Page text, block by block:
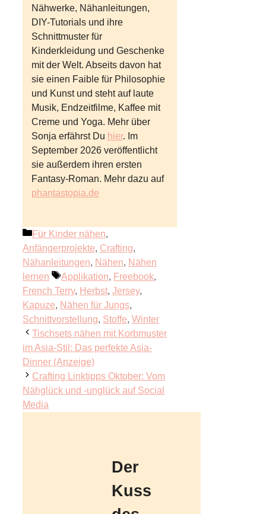
Nähwerke, Nähanleitungen,
DIY-Tutorials und ihre
Schnittmuster für
Kinderkleidung und Geschenke
mit der Welt. Abseits davon hat
sie einen Faible für Philosophie
und Kunst und steht auf laute
Musik, Endzeitfilme, Kaffee mit
Creme und Yoga. Mehr über
Sonja erfährst Du hier. Im
September 2026 veröffentlicht
sie außerdem ihren ersten
Fantasy-Roman. Mehr dazu auf
phantastopia.de
Kategorien
Für Kinder nähen,
Anfängerprojekte, Crafting,
Nähanleitungen, Nähen, Nähen
lernen
Schlagwörter
Applikation, Freebook,
French Terry, Herbst, Jersey,
Kapuze, Nähen für Jungs,
Schnittvorstellung, Stoffe, Winter
Tischsets nähen mit Korbmuster
im Asia-Stil: Das perfekte Asia-
Dinner (Anzeige)
Crafting Linktipps Oktober: Vom
Nähglück und -unglück auf Social
Media
Der
Kuss